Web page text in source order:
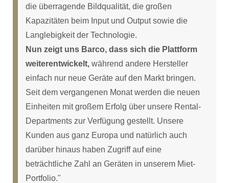
die überragende Bildqualität, die großen
Kapazitäten beim Input und Output sowie die
Langlebigkeit der Technologie.
Nun zeigt uns Barco, dass sich die Plattform
weiterentwickelt, während andere Hersteller
einfach nur neue Geräte auf den Markt bringen.
Seit dem vergangenen Monat werden die neuen
Einheiten mit großem Erfolg über unsere Rental-
Departments zur Verfügung gestellt. Unsere
Kunden aus ganz Europa und natürlich auch
darüber hinaus haben Zugriff auf eine
beträchtliche Zahl an Geräten in unserem Miet-
Portfolio."